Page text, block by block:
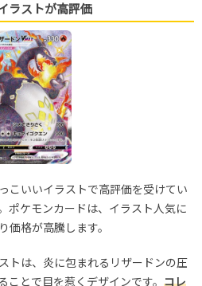
ラストが高評価
こいいイラストで高評価を受けてい
ポケモンカードは、イラスト人気に
価格が高騰します。
トは、炎に包まれるリザードンの圧
ことで目を惹くデザインです。 コレ